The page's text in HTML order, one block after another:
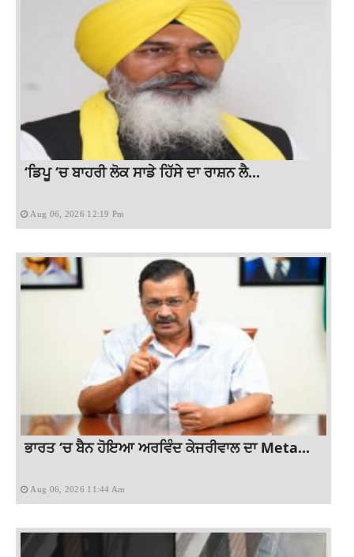
‘ਡਿਪੂ ‘ਚ ਬਾਹਰੀ ਲੋਕ ਸਾਡੇ ਹਿੱਸੇ ਦਾ ਰਾਸ਼ਨ ਲੈ...
Aug 06, 2026 12:19 Pm
ਭਾਰਤ ‘ਚ ਬੈਨ ਹੋਇਆ ਅਰਵਿੰਦ ਕੇਜਰੀਵਾਲ ਦਾ Meta...
Aug 06, 2026 11:44 Am